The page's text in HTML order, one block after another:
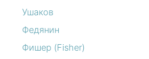
Ушаков
Федянин
Фишер (Fisher)